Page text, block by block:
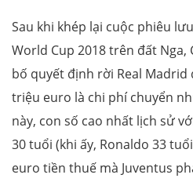
Sau khi khép lại cuộc phiêu
World Cup 2018 trên đất
bố quyết định rời Real Madrid
triệu euro là chi phí chuyển
này, con số cao nhất lịch sử
30 tuổi (khi ấy, Ronaldo 33
euro tiền thuế mà Juventus